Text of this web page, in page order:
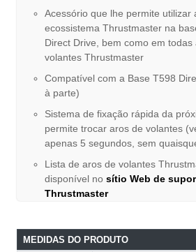
Acessório que lhe permite utilizar
ecossistema Thrustmaster na
Direct Drive, bem como em
volantes Thrustmaster
Compatível com a Base T598
à parte)
Sistema de fixação rápida da
permite trocar aros de volantes
apenas 5 segundos, sem
Lista de aros de volantes
disponível no sítio Web de
Thrustmaster
MEDIDAS DO PRODUTO